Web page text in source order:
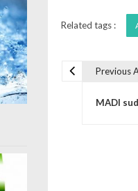
Related tags :
Previous
MADI